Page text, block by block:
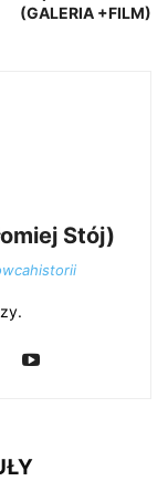
(GALERIA +FILM)
Stój)